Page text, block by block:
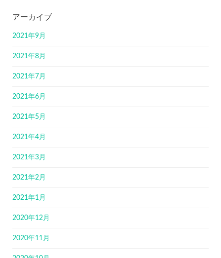
アーカイブ
2021年9月
2021年8月
2021年7月
2021年6月
2021年5月
2021年4月
2021年3月
2021年2月
2021年1月
2020年12月
2020年11月